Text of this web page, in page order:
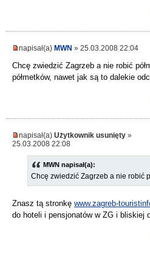
napisał(a) MWN » 25.03.2008 22:04
Chcę zwiedzić Zagrzeb a nie robić
półmetków, nawet jak są to dalekie
napisał(a) Użytkownik usunięty »
25.03.2008 22:08
MWN napisał(a):
Chcę zwiedzić Zagrzeb a nie robić
Znasz tą stronkę www.zagreb-
do hoteli i pensjonatów w ZG i bliskiej